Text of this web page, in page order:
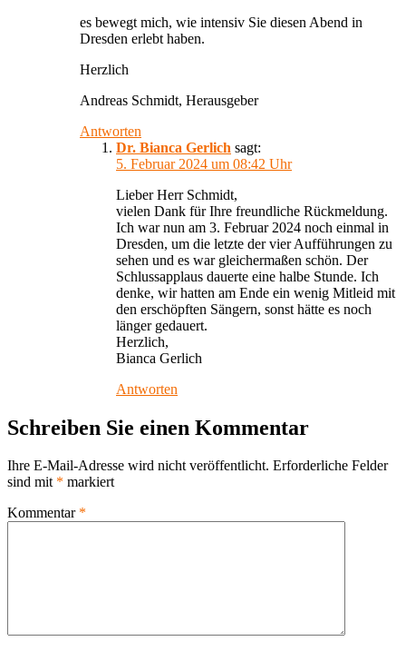
es bewegt mich, wie intensiv Sie diesen Abend in
Dresden erlebt haben.
Herzlich
Andreas Schmidt, Herausgeber
Antworten
Dr. Bianca Gerlich sagt:
5. Februar 2024 um 08:42 Uhr
Lieber Herr Schmidt,
vielen Dank für Ihre freundliche Rückmeldung.
Ich war nun am 3. Februar 2024 noch einmal in
Dresden, um die letzte der vier Aufführungen zu
sehen und es war gleichermaßen schön. Der
Schlussapplaus dauerte eine halbe Stunde. Ich
denke, wir hatten am Ende ein wenig Mitleid mit
den erschöpften Sängern, sonst hätte es noch
länger gedauert.
Herzlich,
Bianca Gerlich
Antworten
Schreiben Sie einen Kommentar
Ihre E-Mail-Adresse wird nicht veröffentlicht. Erforderliche Felder
sind mit * markiert
Kommentar *